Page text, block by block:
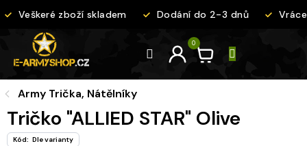
na
Veškeré zboží skladem Dodání do 2-3 dnů
Army Trička, Nátělníky
Tričko "ALLIED STAR" Olive
Kód: Dle varianty